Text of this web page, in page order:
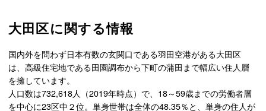
大田区に関する情報
国内外を問わず日本有数の玄関口である羽田空港がある大田区
は、高級住宅地である田園調布から下町の蒲田まで幅広い住人層
を擁しています。
人口数は732,618人（2019年時点）で、18～59歳までの労働者層
を中心に23区中２位。単身世帯は全体の48.35％と、単身の住人が